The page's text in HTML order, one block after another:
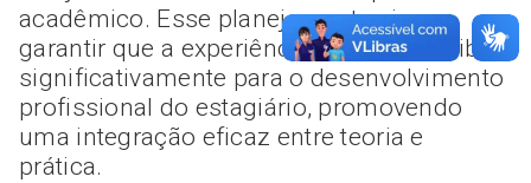
acadêmico. Esse planejamento visa
garantir que a experiência prática contribua
significativamente para o desenvolvimento
profissional do estagiário, promovendo
uma integração eficaz entre teoria e
prática.